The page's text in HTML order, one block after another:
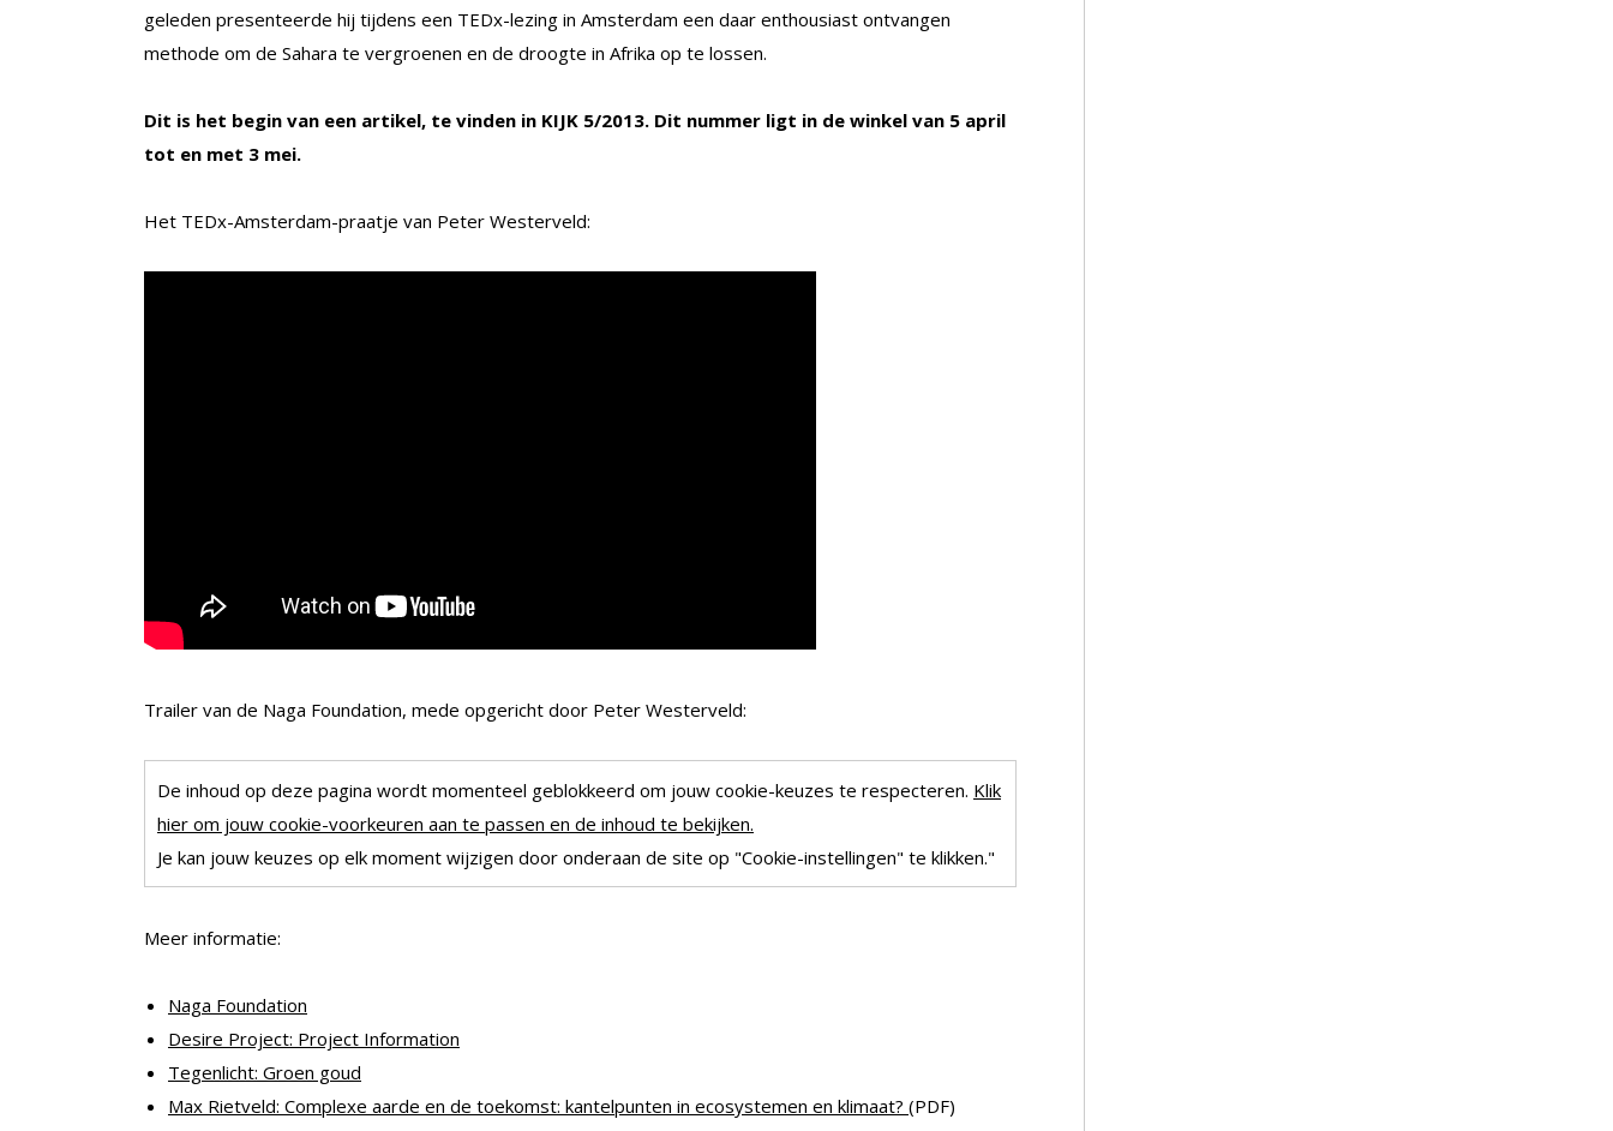
geleden presenteerde hij tijdens een TEDx-lezing in Amsterdam een daar enthousiast ontvangen
methode om de Sahara te vergroenen en de droogte in Afrika op te lossen.
Dit is het begin van een artikel, te vinden in KIJK 5/2013. Dit nummer ligt in de winkel van 5 april
tot en met 3 mei.
Het TEDx-Amsterdam-praatje van Peter Westerveld:
Trailer van de Naga Foundation, mede opgericht door Peter Westerveld:
De inhoud op deze pagina wordt momenteel geblokkeerd om jouw cookie-keuzes te respecteren. Klik
hier om jouw cookie-voorkeuren aan te passen en de inhoud te bekijken.
Je kan jouw keuzes op elk moment wijzigen door onderaan de site op "Cookie-instellingen" te klikken."
Meer informatie:
Naga Foundation
Desire Project: Project Information
Tegenlicht: Groen goud
Max Rietveld: Complexe aarde en de toekomst: kantelpunten in ecosystemen en klimaat? (PDF)